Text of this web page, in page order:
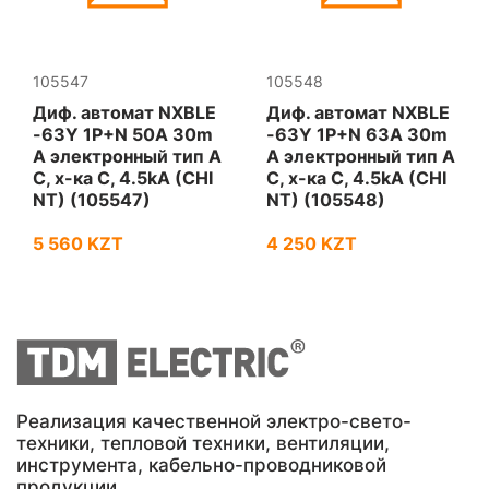
105547
Диф. автомат NXBLE
-63Y 1P+N 50А 30m
A электронный тип A
С, х-ка С, 4.5kA (CHI
NT) (105547)
5 560 KZT
105548
Диф. автомат NXBLE
-63Y 1P+N 63А 30m
A электронный тип A
С, х-ка С, 4.5kA (CHI
NT) (105548)
4 250 KZT
Реализация качественной электро-свето-
техники, тепловой техники, вентиляции,
инструмента, кабельно-проводниковой